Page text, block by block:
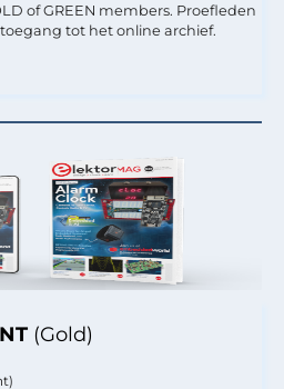
(Gold)
of GREEN members. Proefleden
tot het online archief.